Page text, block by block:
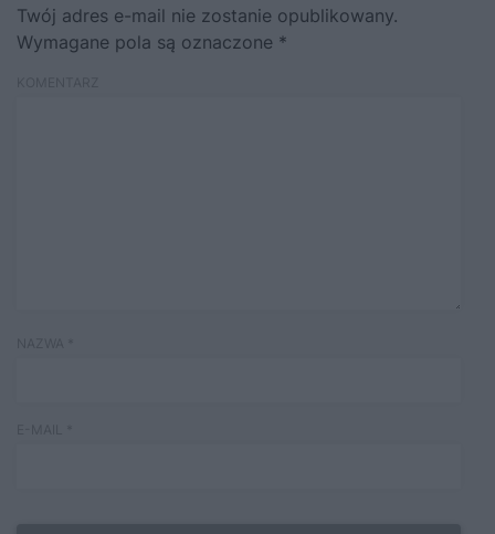
Twój adres e-mail nie zostanie opublikowany.
Wymagane pola są oznaczone *